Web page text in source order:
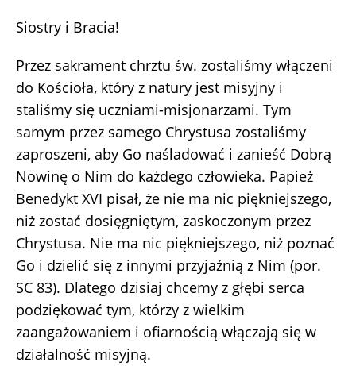
Siostry i Bracia!
Przez sakrament chrztu św. zostaliśmy włączeni
do Kościoła, który z natury jest misyjny i
staliśmy się uczniami-misjonarzami. Tym
samym przez samego Chrystusa zostaliśmy
zaproszeni, aby Go naśladować i zanieść Dobrą
Nowinę o Nim do każdego człowieka. Papież
Benedykt XVI pisał, że nie ma nic piękniejszego,
niż zostać dosięgniętym, zaskoczonym przez
Chrystusa. Nie ma nic piękniejszego, niż poznać
Go i dzielić się z innymi przyjaźnią z Nim (por.
SC 83). Dlatego dzisiaj chcemy z głębi serca
podziękować tym, którzy z wielkim
zaangażowaniem i ofiarnością włączają się w
działalność misyjną.